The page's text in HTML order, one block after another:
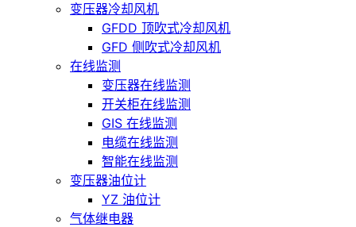
变压器冷却风机
GFDD 顶吹式冷却风机
GFD 侧吹式冷却风机
在线监测
变压器在线监测
开关柜在线监测
GIS 在线监测
电缆在线监测
智能在线监测
变压器油位计
YZ 油位计
气体继电器